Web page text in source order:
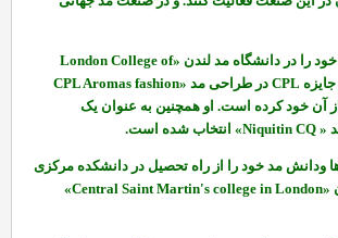
را در دانشگاه مد لندن «London College of
CPLدر طراحی مد «CPL Aromas fashion
خود کرده است. او همچنین به عنوان یک
Niquitin CQ» انتخاب شده است.
ودانش مد خود را از راه تحصیل در دانشکده مرکزی
Central Saint Martin's college in London
»